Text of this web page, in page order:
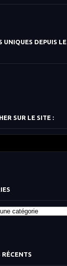
UNIQUES DEPUIS LE
SUR LE SITE :